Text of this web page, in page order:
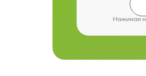
Нажимая